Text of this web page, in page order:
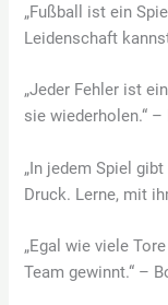
„Fußball ist ein
Leidenschaft
„Jeder Fehler ist
sie wiederholen.“
„In jedem Spiel
Druck. Lerne, mit
„Egal wie viele
Team gewinnt.“ –